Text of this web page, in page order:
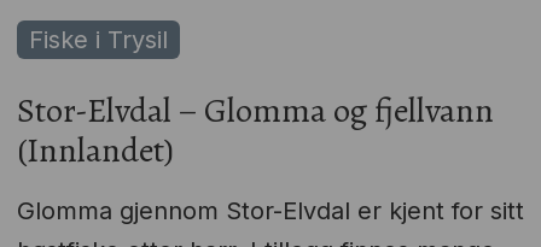
Fiske i Trysil
Stor-Elvdal – Glomma og fjellvann
(Innlandet)
Glomma gjennom Stor-Elvdal er kjent for sitt